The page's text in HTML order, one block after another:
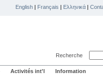
English | Français | Ελληνικά |
Recherche
Activités int'l Information